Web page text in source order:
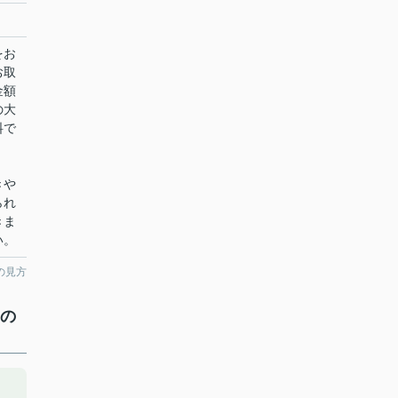
お
額
大
で
や
れ
見方